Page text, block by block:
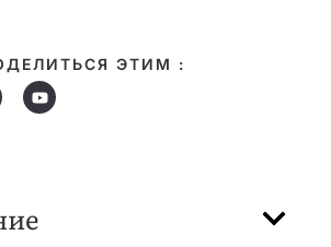
ЭТИМ :